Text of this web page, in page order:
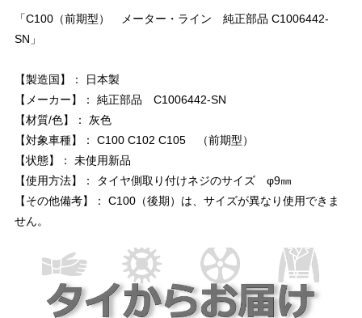
「C100（前期型） メーター・ライン 純正部品 C1006442-
SN」
【製造国】： 日本製
【メーカー】： 純正部品 C1006442-SN
【材質/色】： 灰色
【対象車種】： C100 C102 C105 （前期型）
【状態】： 未使用新品
【使用方法】： タイヤ側取り付けネジのサイズ φ9㎜
【その他備考】： C100（後期）は、サイズが異なり使用できま
せん。